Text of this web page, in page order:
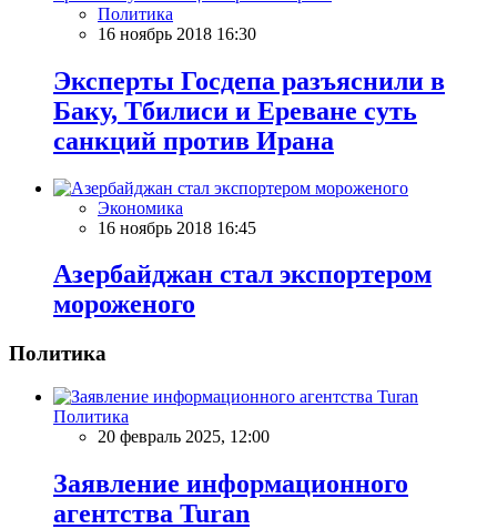
Политика
16 ноябрь 2018 16:30
Эксперты Госдепа разъяснили в
Баку, Тбилиси и Ереване суть
санкций против Ирана
Экономика
16 ноябрь 2018 16:45
Азербайджан стал экспортером
мороженого
Политика
Политика
20 февраль 2025, 12:00
Заявление информационного
агентства Turan